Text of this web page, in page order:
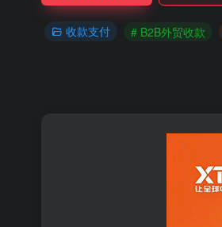
收款支付 # B2B外贸收款